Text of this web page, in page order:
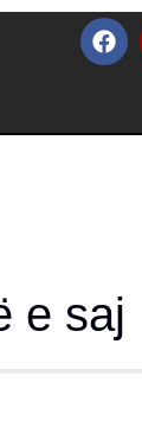
e saj